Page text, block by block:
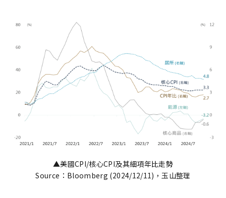
▲美國CPI/核心CPI及其細項年比走勢
Source：Bloomberg (2024/12/11)，玉山整理